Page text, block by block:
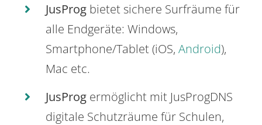
JusProg bietet sichere Surfräume für
alle Endgeräte: Windows,
Smartphone/Tablet (iOS, Android),
Mac etc.
JusProg ermöglicht mit JusProgDNS
digitale Schutzräume für Schulen,